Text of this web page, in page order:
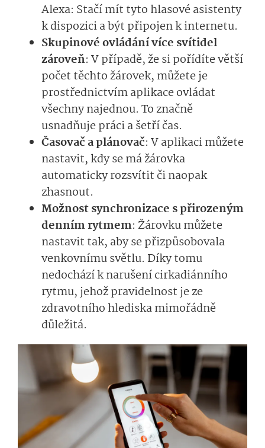
Alexa: Stačí mít tyto hlasové asistenty
k dispozici a být připojen k internetu.
Skupinové ovládání více svítidel
zároveň: V případě, že si pořídíte větší
počet těchto žárovek, můžete je
prostřednictvím aplikace ovládat
všechny najednou. To značně
usnadňuje práci a šetří čas.
Časovač a plánovač: V aplikaci můžete
nastavit, kdy se má žárovka
automaticky rozsvítit či naopak
zhasnout.
Možnost synchronizace s přirozeným
denním rytmem: Žárovku můžete
nastavit tak, aby se přizpůsobovala
venkovnímu světlu. Díky tomu
nedochází k narušení cirkadiánního
rytmu, jehož pravidelnost je ze
zdravotního hlediska mimořádně
důležitá.